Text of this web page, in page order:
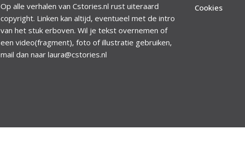
Op alle verhalen van Cstories.nl rust uiteraard
copyright. Linken kan altijd, eventueel met de intro
van het stuk erboven. Wil je tekst overnemen of
een video(fragment), foto of illustratie gebruiken,
mail dan naar laura@cstories.nl
Cookies